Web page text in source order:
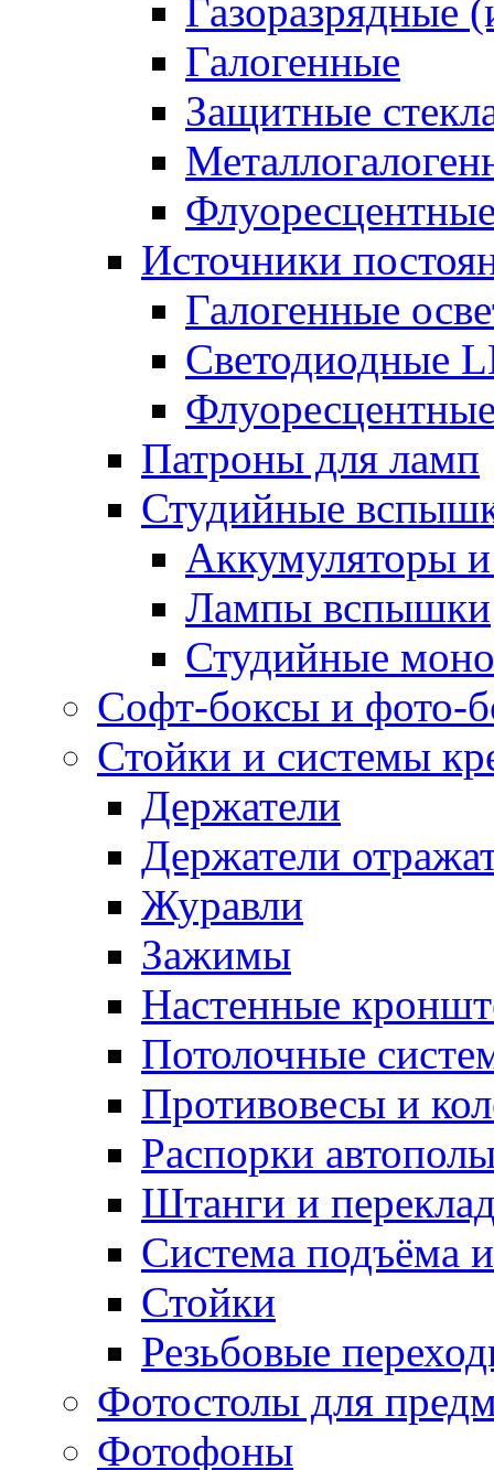
Газоразрядные
Галогенные
Защитные
Источники
Галогенные
Светодиодные
Патроны для ламп
Студийные
Аккумуляторы
Лампы вспышки
Студийные
Софт-боксы и фото-
Стойки и системы
Держатели
Держатели
Журавли
Зажимы
Настенные
Потолочные
Противовесы и
Распорки
Штанги и
Система подъёма
Стойки
Резьбовые
Фотостолы для
Фотофоны